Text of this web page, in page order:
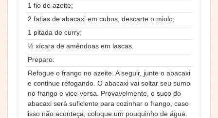
1 fio de azeite;
2 fatias de abacaxi em cubos, descarte o miolo;
1 pitada de curry;
½ xícara de amêndoas em lascas.
Preparo:
Refogue o frango no azeite. A seguir, junte o abacaxi
e continue refogando. O abacaxi vai soltar seu sumo
no frango e vice-versa. Provavelmente, o suco do
abacaxi será suficiente para cozinhar o frango, caso
isso não aconteça, coloque um pouquinho de água.